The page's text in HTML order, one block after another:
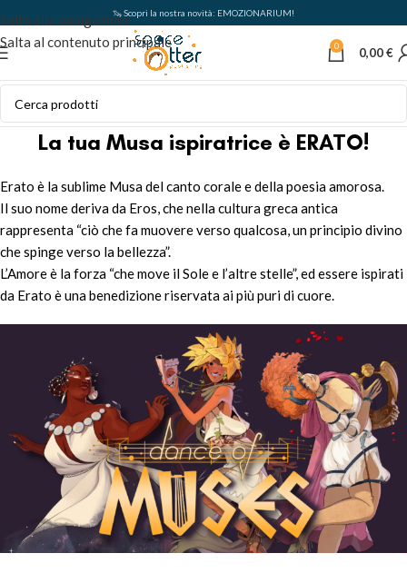
Salta alla navigazione
Salta al contenuto principale
🦦 Scopri la nostra novità: EMOZIONARIUM!
0 0,00€
La tua Musa ispiratrice è ERATO!
Erato è la sublime Musa del canto corale e della poesia amorosa.
Il suo nome deriva da Eros, che nella cultura greca antica
rappresenta “ciò che fa muovere verso qualcosa, un principio divino
che spinge verso la bellezza”.
L’Amore è la forza “che move il Sole e l’altre stelle”, ed essere ispirati
da Erato è una benedizione riservata ai più puri di cuore.